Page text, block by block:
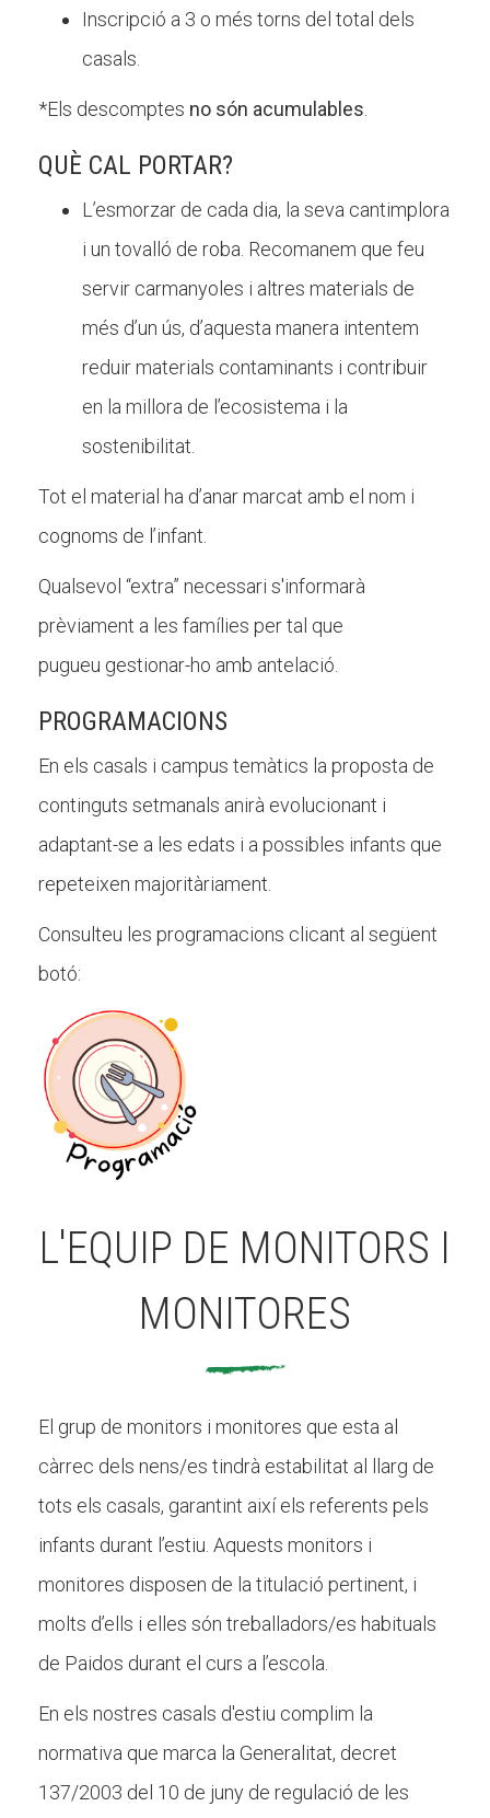
Inscripció a 3 o més torns del total dels
casals.
*Els descomptes no són acumulables
QUÈ CAL PORTAR?
L’esmorzar de cada dia, la seva cantimplora
i un tovalló de roba. Recomanem que feu
servir carmanyoles i altres materials de
més d’un ús, d’aquesta manera intentem
reduir materials contaminants i contribuir
en la millora de l’ecosistema i la
sostenibilitat.
Tot el material ha d’anar marcat amb el nom i
cognoms de l’infant.
Qualsevol “extra” necessari s'informarà
prèviament a les famílies per tal que
pugueu gestionar-ho amb antelació.
PROGRAMACIONS
En els casals i campus temàtics la proposta de
continguts setmanals anirà evolucionant i
adaptant-se a les edats i a possibles infants que
repeteixen majoritàriament.
Consulteu les programacions clicant al següent
botó:
L'EQUIP DE MONITORS I
MONITORES
El grup de monitors i monitores que esta al
càrrec dels nens/es tindrà estabilitat al llarg de
tots els casals, garantint així els referents pels
infants durant l’estiu. Aquests monitors i
monitores disposen de la titulació pertinent, i
molts d’ells i elles són treballadors/es habituals
de Paidos durant el curs a l’escola.
En els nostres casals d'estiu complim la
normativa que marca la Generalitat, decret
137/2003 del 10 de juny de regulació de les